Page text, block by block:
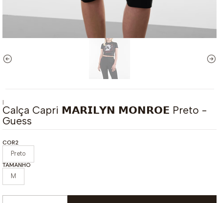
|
Calça Capri 𝗠𝗔𝗥𝗜𝗟𝗬𝗡 𝗠𝗢𝗡𝗥𝗢𝗘 Preto -
Guess
COR2
Preto
TAMANHO
M